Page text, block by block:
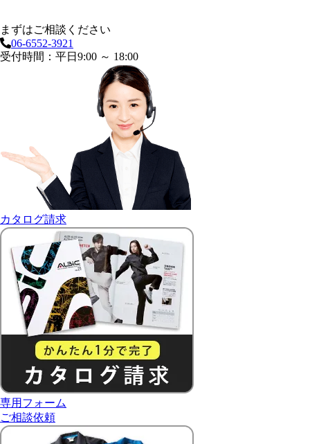
まずはご相談ください
06-6552-3921
受付時間：平日9:00 ～ 18:00
カタログ請求
専用フォーム
ご相談依頼